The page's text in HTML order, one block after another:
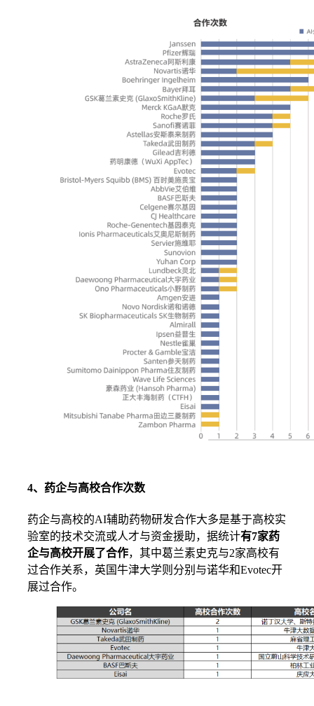
4、药企与高校合作次数
药企与高校的AI辅助药物研发合作大多是基于高校实
验室的技术交流或人才与资金援助，据统计有7家药
企与高校开展了合作，其中葛兰素史克与2家高校有
过合作关系，英国牛津大学则分别与诺华和Evotec开
展过合作。